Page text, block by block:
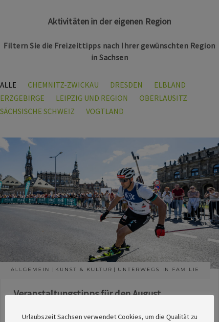
Aktivitäten in der eigenen Region
Filtern Sie die Freizeittipps nach Ihrer gewünschten Region
in Sachsen
ALLE CHEMNITZ-ZWICKAU DRESDEN
ELBLAND
ERZGEBIRGE
LEIPZIG UND REGION
OBERLAUSITZ
SÄCHSISCHE SCHWEIZ
VOGTLAND
ALLGEMEIN KUNST & KULTUR UNTERWEGS IN FAMILIE
Veranstaltungstipps für den August
Urlaubszeit Sachsen verwendet Cookies, um die Qualität zu